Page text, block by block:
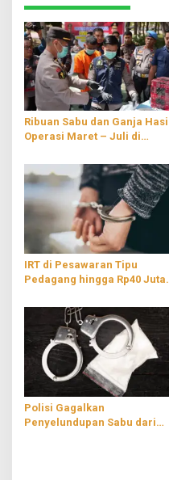
Ribuan Sabu dan Ganja Hasil
Operasi Maret – Juli di
Dimusnahkan
IRT di Pesawaran Tipu
Pedagang hingga Rp40 Juta,
Polisi Gagalkan
Penyelundupan Sabu dari